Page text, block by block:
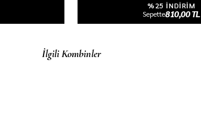
%25 INDIRIM
Sepette810,00 TL
İlgili Kombinler